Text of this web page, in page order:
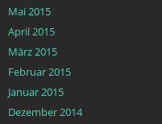
Mai 2015
April 2015
März 2015
Februar 2015
Januar 2015
Dezember 2014